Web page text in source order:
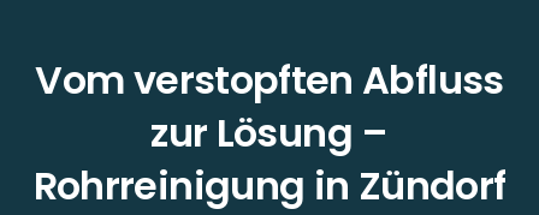
Vom verstopften Abfluss
zur Lösung –
Rohrreinigung in Zündorf